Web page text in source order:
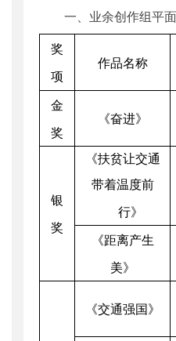
一、业余创作组平面
奖
项
作品名称
金
奖
《奋进》
银
奖
《扶贫让交通
带着温度前
行》
《距离产生
美》
《交通强国》